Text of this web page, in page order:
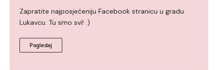
Zapratite najposjećeniju Facebook stranicu u gradu
Lukavcu. Tu smo svi! :)
Pogledaj